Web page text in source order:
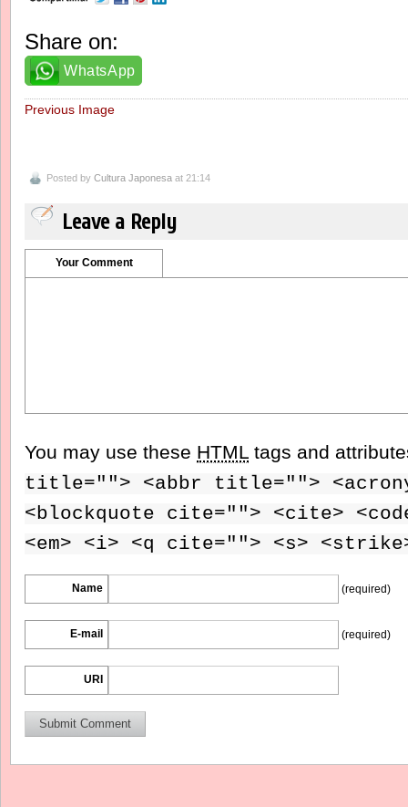
Share on:
WhatsApp
Previous Image
Posted by Cultura Japonesa at 21:14
Leave a Reply
Your Comment
You may use these HTML tags and
title=""> <abbr title="">
<blockquote cite=""> <cite>
<em> <i> <q cite=""> <s>
Name (required)
E-mail (required)
URI